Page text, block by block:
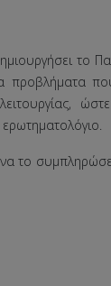
το
προβλήματα
το